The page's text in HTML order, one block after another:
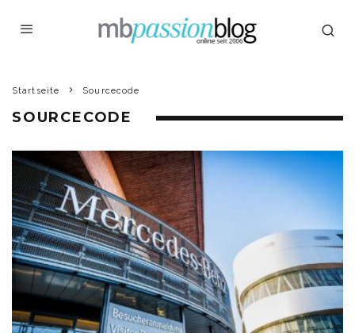
Startseite Sourcecode
SOURCECODE